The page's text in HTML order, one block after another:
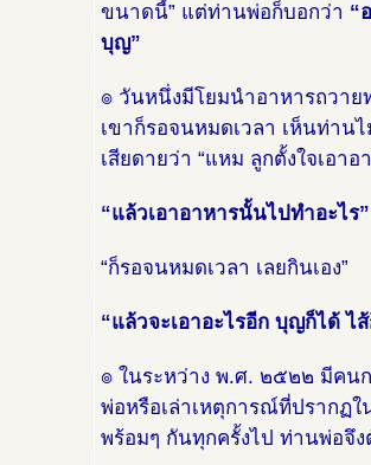
ขนาดนี้” แต่ท่านพ่อก็บอกว่า “
บุญ”
๏ วันหนึ่งมีโยมนำอาหารถวา
เขาก็รอจนหมดเวลา เห็นท่าน
เสียดายว่า “แหม ลูกตั้งใจเอา
“แล้วเอาอาหารนั้นไปทำอะไร”
“ก็รอจนหมดเวลา เลยกินเอง”
“แล้วจะเอาอะไรอีก บุญก็ได้ ไ
๏ ในระหว่าง พ.ศ. ๒๕๒๒ มีค
พ่อหรือเล่าเหตุการณ์ที่ปรากฏใ
พร้อมๆ กันทุกครั้งไป ท่านพ่อจึ